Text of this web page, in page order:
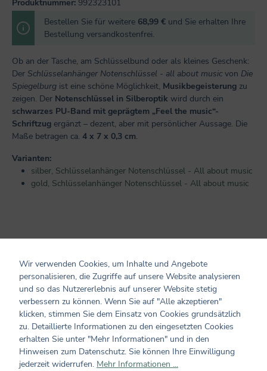
Produktnummer: 992323101
Bestellen Sie für weitere 68,99 € und Sie erhalten Ihre
Bestellung versandkostenfrei.
Ob an der Tasche, am Schlüsselbund oder als kleines Geschenk:
Der Schlüsselanhänger Notenschlüssel - all about music von Die
Spiegelburg ist eine schöne Möglichkeit, Musikbegeisterung zu
zeigen. Der Notenschlüssel in Silberoptik wird durch ein
schwarzes PU-Band mit geprägtem „Feel the music“-
Schriftzug ergänzt – dezent, aber mit persönlicher Aussage. Die
Maße betragen ca. 4 x 7 x 0,3 cm.
Varianten:
silber, Schlüsselanhänger Notenschlüssel - All about music
gold, Schlüsselanhänger Notenschlüssel - All about music
Maße/ Gewicht/ Inhalt: ca. 4 x 11 x 2 cm
Verarbeitung: aus Metall und Kunststoff / Verpackung mit
Goldfolie
Hersteller und verantwortliche Person:
Coppenrath Verlag GmbH & Co. KG
Hafenweg 30
48155 Münster
info@coppenrath.de
Wir verwenden Cookies, um Inhalte und Angebote
personalisieren, die Zugriffe auf unsere Website analysieren
und so das Nutzererlebnis auf unserer Website stetig
verbessern zu können. Wenn Sie auf "Alle akzeptieren"
klicken, stimmen Sie dem Einsatz von Cookies grundsätzlich
zu. Detaillierte Informationen zu den eingesetzten Cookies
erhalten Sie unter "Mehr Informationen" und in den
Hinweisen zum Datenschutz. Sie können Ihre Einwilligung
jederzeit widerrufen. Mehr Informationen ...